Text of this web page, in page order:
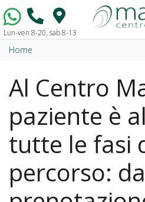
Vai al contenuto
Lun-ven 8-20, sab 8-13
Home
Al Centro
paziente è
tutte le fasi
percorso: